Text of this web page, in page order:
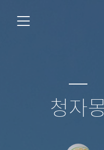
청자